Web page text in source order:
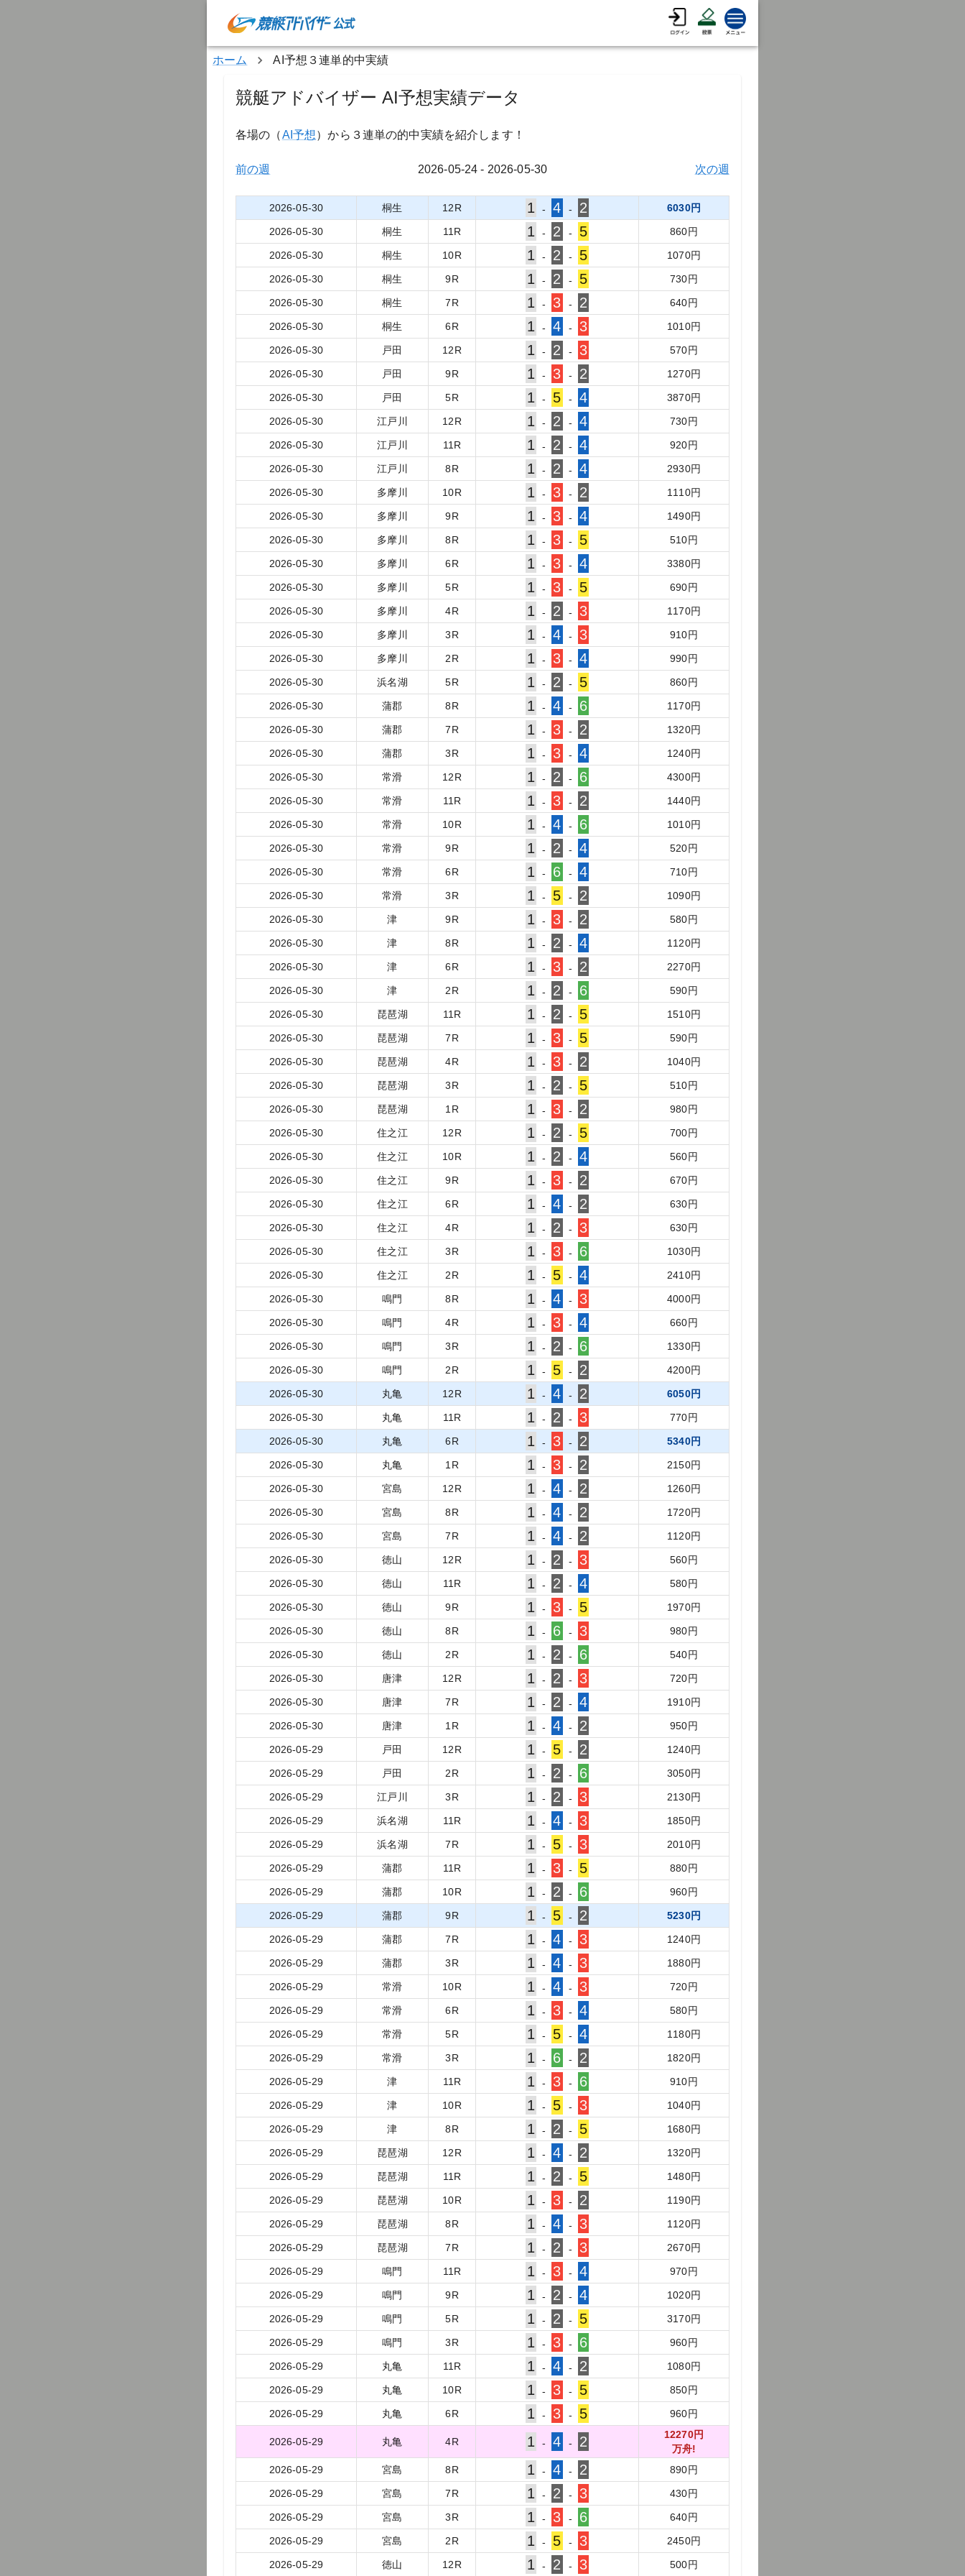
ホーム AI予想３連単的中実績
競艇アドバイザー AI予想実績データ
各場の（AI予想）から３連単の的中実績を紹介します！
前の週 2026-05-24 - 2026-05-30 次の週
2026-05-30 桐生 12R 1 - 4 - 2 6030円
2026-05-30 桐生 11 R 1 - 2 - 5 860円
2026-05-30 桐生 10R 1 - 2 - 5 1070円
2026-05-30 桐生 9R 1 - 2 - 5 730円
2026-05-30 桐生 7R 1 - 3 - 2 640円
2026-05-30 桐生 6R 1 - 4 - 3 1010円
2026-05-30 戸田 12R 1 - 2 - 3 570円
2026-05-30 戸田 9R 1 - 3 - 2 1270円
2026-05-30 戸田 5R 1 - 5 - 4 3870円
2026-05-30 江戸川 12R 1 - 2 - 4 730円
2026-05-30 江戸川 11 R 1 - 2 - 4 920円
2026-05-30 江戸川 8R 1 - 2 - 4 2930円
2026-05-30 多摩川 10R 1 - 3 - 2 1110円
2026-05-30 多摩川 9R 1 - 3 - 4 1490円
2026-05-30 多摩川 8R 1 - 3 - 5 510円
2026-05-30 多摩川 6R 1 - 3 - 4 3380円
2026-05-30 多摩川 5R 1 - 3 - 5 690円
2026-05-30 多摩川 4R 1 - 2 - 3 1170円
2026-05-30 多摩川 3R 1 - 4 - 3 910円
2026-05-30 多摩川 2R 1 - 3 - 4 990円
2026-05-30 浜名湖 5R 1 - 2 - 5 860円
2026-05-30 蒲郡 8R 1 - 4 - 6 1170円
2026-05-30 蒲郡 7R 1 - 3 - 2 1320円
2026-05-30 蒲郡 3R 1 - 3 - 4 1240円
2026-05-30 常滑 12R 1 - 2 - 6 4300円
2026-05-30 常滑 11 R 1 - 3 - 2 1440円
2026-05-30 常滑 10R 1 - 4 - 6 1010円
2026-05-30 常滑 9R 1 - 2 - 4 520円
2026-05-30 常滑 6R 1 - 6 - 4 710円
2026-05-30 常滑 3R 1 - 5 - 2 1090円
2026-05-30 津 9R 1 - 3 - 2 580円
2026-05-30 津 8R 1 - 2 - 4 1120円
2026-05-30 津 6R 1 - 3 - 2 2270円
2026-05-30 津 2R 1 - 2 - 6 590円
2026-05-30 琵琶湖 11 R 1 - 2 - 5 1510円
2026-05-30 琵琶湖 7R 1 - 3 - 5 590円
2026-05-30 琵琶湖 4R 1 - 3 - 2 1040円
2026-05-30 琵琶湖 3R 1 - 2 - 5 510円
2026-05-30 琵琶湖 1 R 1 - 3 - 2 980円
2026-05-30 住之江 12R 1 - 2 - 5 700円
2026-05-30 住之江 10R 1 - 2 - 4 560円
2026-05-30 住之江 9R 1 - 3 - 2 670円
2026-05-30 住之江 6R 1 - 4 - 2 630円
2026-05-30 住之江 4R 1 - 2 - 3 630円
2026-05-30 住之江 3R 1 - 3 - 6 1030円
2026-05-30 住之江 2R 1 - 5 - 4 2410円
2026-05-30 鳴門 8R 1 - 4 - 3 4000円
2026-05-30 鳴門 4R 1 - 3 - 4 660円
2026-05-30 鳴門 3R 1 - 2 - 6 1330円
2026-05-30 鳴門 2R 1 - 5 - 2 4200円
2026-05-30 丸亀 12R 1 - 4 - 2 6050円
2026-05-30 丸亀 11 R 1 - 2 - 3 770円
2026-05-30 丸亀 6R 1 - 3 - 2 5340円
2026-05-30 丸亀 1 R 1 - 3 - 2 2150円
2026-05-30 宮島 12R 1 - 4 - 2 1260円
2026-05-30 宮島 8R 1 - 4 - 2 1720円
2026-05-30 宮島 7R 1 - 4 - 2 1120円
2026-05-30 徳山 12R 1 - 2 - 3 560円
2026-05-30 徳山 11 R 1 - 2 - 4 580円
2026-05-30 徳山 9R 1 - 3 - 5 1970円
2026-05-30 徳山 8R 1 - 6 - 3 980円
2026-05-30 徳山 2R 1 - 2 - 6 540円
2026-05-30 唐津 12R 1 - 2 - 3 720円
2026-05-30 唐津 7R 1 - 2 - 4 1910円
2026-05-30 唐津 1 R 1 - 4 - 2 950円
2026-05-29 戸田 12R 1 - 5 - 2 1240円
2026-05-29 戸田 2R 1 - 2 - 6 3050円
2026-05-29 江戸川 3R 1 - 2 - 3 2130円
2026-05-29 浜名湖 11 R 1 - 4 - 3 1850円
2026-05-29 浜名湖 7R 1 - 5 - 3 2010円
2026-05-29 蒲郡 11 R 1 - 3 - 5 880円
2026-05-29 蒲郡 10R 1 - 2 - 6 960円
2026-05-29 蒲郡 9R 1 - 5 - 2 5230円
2026-05-29 蒲郡 7R 1 - 4 - 3 1240円
2026-05-29 蒲郡 3R 1 - 4 - 3 1880円
2026-05-29 常滑 10R 1 - 4 - 3 720円
2026-05-29 常滑 6R 1 - 3 - 4 580円
2026-05-29 常滑 5R 1 - 5 - 4 1180円
2026-05-29 常滑 3R 1 - 6 - 2 1820円
2026-05-29 津 11 R 1 - 3 - 6 910円
2026-05-29 津 10R 1 - 5 - 3 1040円
2026-05-29 津 8R 1 - 2 - 5 1680円
2026-05-29 琵琶湖 12R 1 - 4 - 2 1320円
2026-05-29 琵琶湖 11 R 1 - 2 - 5 1480円
2026-05-29 琵琶湖 10R 1 - 3 - 2 1190円
2026-05-29 琵琶湖 8R 1 - 4 - 3 1120円
2026-05-29 琵琶湖 7R 1 - 2 - 3 2670円
2026-05-29 鳴門 11 R 1 - 3 - 4 970円
2026-05-29 鳴門 9R 1 - 2 - 4 1020円
2026-05-29 鳴門 5R 1 - 2 - 5 3170円
2026-05-29 鳴門 3R 1 - 3 - 6 960円
2026-05-29 丸亀 11 R 1 - 4 - 2 1080円
2026-05-29 丸亀 10R 1 - 3 - 5 850円
2026-05-29 丸亀 6R 1 - 3 - 5 960円
2026-05-29 丸亀 4R 1 - 4 - 2 12270円
万舟!
2026-05-29
宮島 8R 1 - 4 - 2 890円
2026-05-29 宮島 7R 1 - 2 - 3 430円
2026-05-29 宮島 3R 1 - 3 - 6 640円
2026-05-29 宮島 2R 1 - 5 - 3 2450円
2026-05-29 徳山 12R 1 - 2 - 3 500円